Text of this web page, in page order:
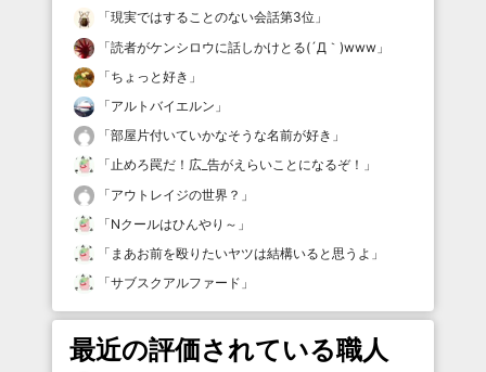
「現実ではすることのない会話第3位 」
「読者がケンシロウに話しかけとる(´Д｀)www 」
「ちょっと好き 」
「アルトバイエルン 」
「部屋片付いていかなそうな名前が好き 」
「止めろ罠だ！広_告がえらいことになるぞ！ 」
「アウトレイジの世界？ 」
「Nクールはひんやり～ 」
「 まあお前を殴りたいヤツは結構いると思うよ 」
「サブスクアルファード 」
最近の評価されている職人